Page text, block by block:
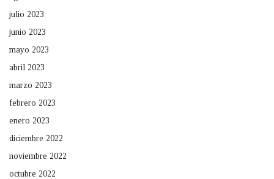
julio 2023
junio 2023
mayo 2023
abril 2023
marzo 2023
febrero 2023
enero 2023
diciembre 2022
noviembre 2022
octubre 2022